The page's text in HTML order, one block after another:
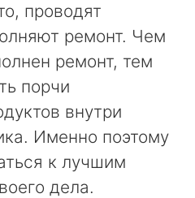
проводят
ремонт. Чем
ремонт, тем
порчи
внутри
Именно поэтому
к лучшим
дела.